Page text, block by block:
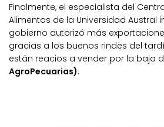
Finalmente, el especialista del
Alimentos de la Universidad Austral
gobierno autorizó más
gracias a los buenos rindes del
están reacios a vender por la baja
AgroPecuarias).